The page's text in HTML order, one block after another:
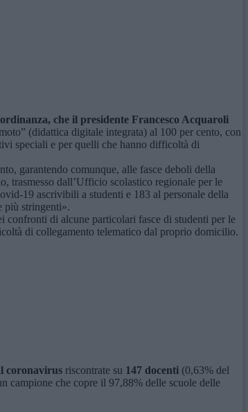
che il presidente Francesco Acquaroli
(didattica digitale integrata) al 100 per cento, con
speciali e per quelli che hanno difficoltà di
garantendo comunque, alle fasce deboli della
trasmesso dall’Ufficio scolastico regionale per le
19 ascrivibili a studenti e 183 al personale della
più stringenti».
confronti di alcune particolari fasce di studenti per le
di collegamento telematico dal proprio domicilio.
coronavirus riscontrate su 147 docenti (0,63% del
campione che copre il 97,88% delle scuole delle